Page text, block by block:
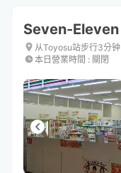
Seven-
从Toyosu站步行3分钟
本日營業時間 : 關閉